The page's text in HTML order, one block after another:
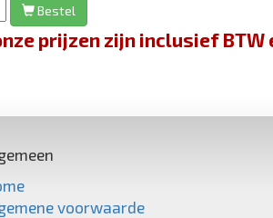
Bestel
prijzen zijn inclusief
voorwaarde